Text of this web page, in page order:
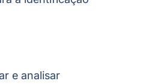
e analisar